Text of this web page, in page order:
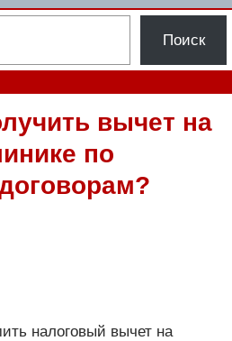
Поиск
вычет на
по
налоговый вычет на